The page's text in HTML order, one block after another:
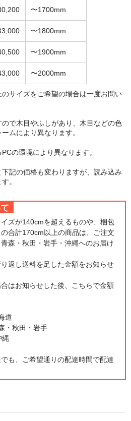
〜1700mm
〜1800mm
〜1900mm
〜2000mm
サイズをご希望の場合は一度お問い
で木目やふしがあり、木目などの色
ムにより異なります。
の環境により異なります。
記の価格も変わりますが、読み込み
。
ズが140cmを超えるものや、梱包
合計170cm以上の商品は、ご注文
森・秋田・岩手・沖縄へのお届け
返し送料を足した金額をお知らせ
はお知らせした後、こちらで金額
道
・秋田・岩手
縄
も、ご希望通りの配達時間で配達